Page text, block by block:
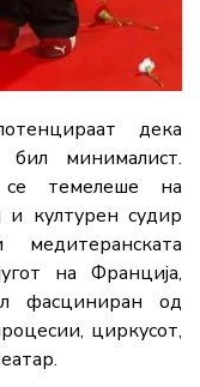
дека
минималист.
се темелеше на
и културен судир
на Франција,
фасциниран од
циркусот,